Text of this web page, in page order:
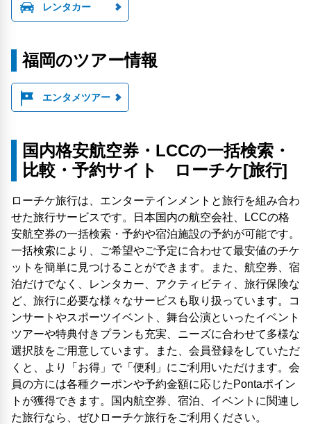
レンタカー
福岡のツアー情報
エンタメツアー
国内格安航空券・LCCの一括検索・
比較・予約サイト ローチケ[旅行]
ローチケ旅行は、エンターテインメントと旅行を組み合わ
せた旅行サービスです。日本国内の航空会社、LCCの格
安航空券の一括検索・予約や宿泊施設の予約が可能です。
一括検索により、ご希望やご予定に合わせて最安値のチケ
ットを簡単に見つけることができます。また、航空券、宿
泊だけでなく、レンタカー、アクティビティ、旅行保険な
ど、旅行に必要な様々なサービスも取り扱っています。コ
ンサートやスポーツイベント、舞台公演といったイベント
ツアーや特典付きプランも充実、ニーズに合わせて多様な
選択肢をご用意しています。また、会員登録をしていただ
くと、より「お得」で「便利」にご利用いただけます。会
員の方には各種クーポンや予約金額に応じたPontaポイン
トが獲得できます。国内航空券、宿泊、イベントに関連し
た旅行なら、ぜひローチケ旅行をご利用ください。